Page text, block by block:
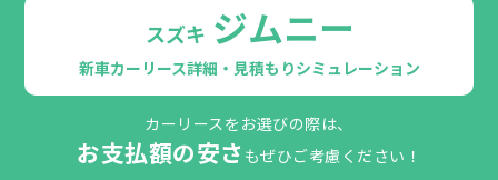
スズキ ジムニー
新車カーリース詳細・見積もりシミュレーション
カーリースをお選びの際は、
お支払額の安さ もぜひご考慮ください！